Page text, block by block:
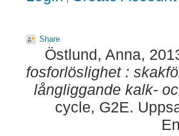
Share
Östlund, Anna,
fosforlöslighet :
långliggande kalk-
cycle, G2E.